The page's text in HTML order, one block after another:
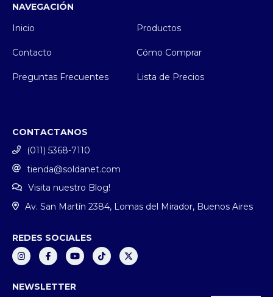
NAVEGACIÓN
Inicio
Productos
Contacto Cómo Comprar
Preguntas Frecuentes Lista de Precios
CONTACTANOS
(011) 5368-7110
tienda@soldanet.com
Visita nuestro Blog!
Av. San Martín 2384, Lomas del Mirador, Buenos Aires
REDES SOCIALES
NEWSLETTER